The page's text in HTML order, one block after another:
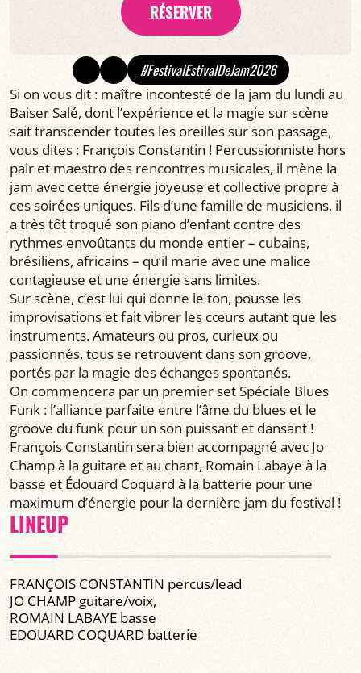
RÉSERVER
#FestivalEstivalDeJam2026
Si on vous dit : maître incontesté de la jam du lundi au
Baiser Salé, dont l’expérience et la magie sur scène
sait transcender toutes les oreilles sur son passage,
vous dites : François Constantin ! Percussionniste hors
pair et maestro des rencontres musicales, il mène la
jam avec cette énergie joyeuse et collective propre à
ces soirées uniques. Fils d’une famille de musiciens, il
a très tôt troqué son piano d’enfant contre des
rythmes envoûtants du monde entier – cubains,
brésiliens, africains – qu’il marie avec une malice
contagieuse et une énergie sans limites.
Sur scène, c’est lui qui donne le ton, pousse les
improvisations et fait vibrer les cœurs autant que les
instruments. Amateurs ou pros, curieux ou
passionnés, tous se retrouvent dans son groove,
portés par la magie des échanges spontanés.
On commencera par un premier set Spéciale Blues
Funk : l’alliance parfaite entre l’âme du blues et le
groove du funk pour un son puissant et dansant !
François Constantin sera bien accompagné avec Jo
Champ à la guitare et au chant, Romain Labaye à la
basse et Édouard Coquard à la batterie pour une
maximum d’énergie pour la dernière jam du festival !
LINEUP
FRANÇOIS CONSTANTIN percus/lead
JO CHAMP guitare/voix,
ROMAIN LABAYE basse
EDOUARD COQUARD batterie